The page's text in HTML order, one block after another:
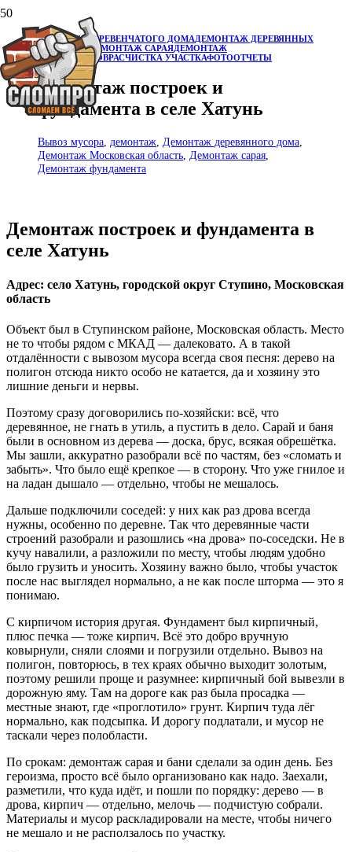
ДЕМОНТАЖ БРЕВЕНЧАТОГО ДОМАДЕМОНТАЖ ДЕРЕВЯННЫХ
СТРОЕНИЙДЕМОНТАЖ САРАЯДЕМОНТАЖ
ФУНДАМЕНТОВРАСЧИСТКА УЧАСТКАФОТООТЧЕТЫ
Демонтаж построек и
фундамента в селе Хатунь
Вывоз мусора, демонтаж, Демонтаж деревянного дома,
Демонтаж Московская область, Демонтаж сарая,
Демонтаж фундамента
Демонтаж построек и фундамента в
селе Хатунь
Адрес: село Хатунь, городской округ Ступино, Московская
область
Объект был в Ступинском районе, Московская область. Место
не то чтобы рядом с МКАД — далековато. А в такой
отдалённости с вывозом мусора всегда своя песня: дерево на
полигон отсюда никто особо не катается, да и хозяину это
лишние деньги и нервы.
Поэтому сразу договорились по‑хозяйски: всё, что
деревянное, не гнать в утиль, а пустить в дело. Сарай и баня
были в основном из дерева — доска, брус, всякая обрешётка.
Мы зашли, аккуратно разобрали всё по частям, без «сломать и
забыть». Что было ещё крепкое — в сторону. Что уже гнилое и
на ладан дышало — отдельно, чтобы не мешалось.
Дальше подключили соседей: у них как раз дрова всегда
нужны, особенно по деревне. Так что деревянные части
строений разобрали и разошлись «на дрова» по‑соседски. Не в
кучу навалили, а разложили по месту, чтобы людям удобно
было грузить и уносить. Хозяину важно было, чтобы участок
после нас выглядел нормально, а не как после шторма — это я
понимаю.
С кирпичом история другая. Фундамент был кирпичный,
плюс печка — тоже кирпич. Всё это добро вручную
ковырнули, сняли слоями и погрузили отдельно. Вывоз на
полигон, повторюсь, в тех краях обычно выходит золотым,
поэтому решили проще и разумнее: кирпичный бой вывезли в
дорожную яму. Там на дороге как раз была просадка —
местные знают, где «проглотило» грунт. Кирпич туда лёг
нормально, как подсыпка. И дорогу подлатали, и мусор не
таскали через полобласти.
По срокам: демонтаж сарая и бани сделали за один день. Без
героизма, просто всё было организовано как надо. Заехали,
разметили, что куда идёт, и пошли по порядку: дерево — в
дрова, кирпич — отдельно, мелочь — подчистую собрали.
Материалы и мусор раскладировали на месте, чтобы ничего
не мешало и не расползалось по участку.